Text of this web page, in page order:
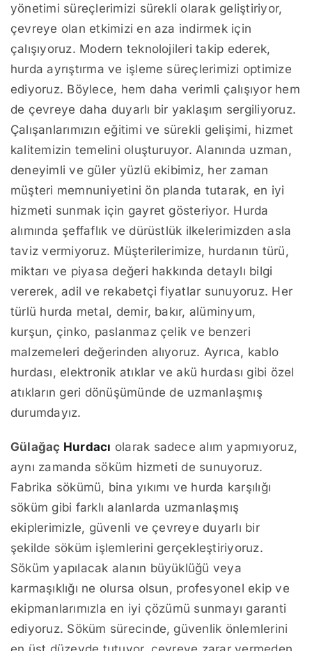
yönetimi süreçlerimizi sürekli olarak geliştiriyor,
çevreye olan etkimizi en aza indirmek için
çalışıyoruz. Modern teknolojileri takip ederek,
hurda ayrıştırma ve işleme süreçlerimizi optimize
ediyoruz. Böylece, hem daha verimli çalışıyor hem
de çevreye daha duyarlı bir yaklaşım sergiliyoruz.
Çalışanlarımızın eğitimi ve sürekli gelişimi, hizmet
kalitemizin temelini oluşturuyor. Alanında uzman,
deneyimli ve güler yüzlü ekibimiz, her zaman
müşteri memnuniyetini ön planda tutarak, en iyi
hizmeti sunmak için gayret gösteriyor. Hurda
alımında şeffaflık ve dürüstlük ilkelerimizden asla
taviz vermiyoruz. Müşterilerimize, hurdanın türü,
miktarı ve piyasa değeri hakkında detaylı bilgi
vererek, adil ve rekabetçi fiyatlar sunuyoruz. Her
türlü hurda metal, demir, bakır, alüminyum,
kurşun, çinko, paslanmaz çelik ve benzeri
malzemeleri değerinden alıyoruz. Ayrıca, kablo
hurdası, elektronik atıklar ve akü hurdası gibi özel
atıkların geri dönüşümünde de uzmanlaşmış
durumdayız.
Gülağaç Hurdacı olarak sadece alım yapmıyoruz,
aynı zamanda söküm hizmeti de sunuyoruz.
Fabrika sökümü, bina yıkımı ve hurda karşılığı
söküm gibi farklı alanlarda uzmanlaşmış
ekiplerimizle, güvenli ve çevreye duyarlı bir
şekilde söküm işlemlerini gerçekleştiriyoruz.
Söküm yapılacak alanın büyüklüğü veya
karmaşıklığı ne olursa olsun, profesyonel ekip ve
ekipmanlarımızla en iyi çözümü sunmayı garanti
ediyoruz. Söküm sürecinde, güvenlik önlemlerini